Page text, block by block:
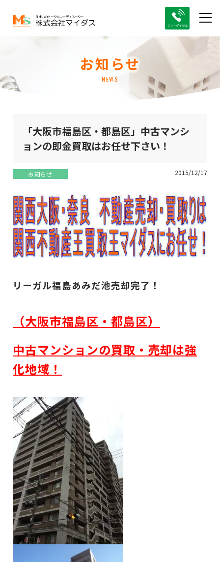
お知らせ
NEWS
「大阪市福島区・都島区」中古マンシ
ョンの即金買取はお任せ下さい！
お知らせ 2015/12/17
リーガル福島あみだ池売却完了！
（大阪市福島区・都島区）
中古マンションの買取・売却は強
化地域！